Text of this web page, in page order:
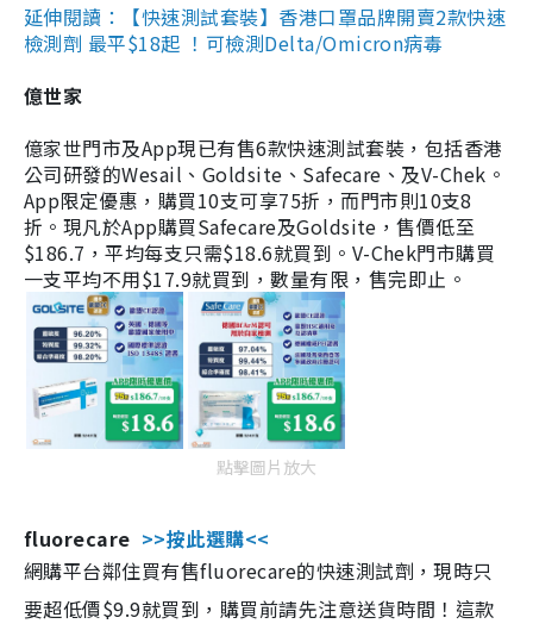
延伸閱讀：【快速測試套裝】香港口罩品牌開賣2款快速
檢測劑 最平$18起 ！可檢測Delta/Omicron病毒
億世家
億家世門市及App現已有售6款快速測試套裝，包括香港
公司研發的Wesail、Goldsite、Safecare、及V-Chek。
App限定優惠，購買10支可享75折，而門市則10支8
折。現凡於App購買Safecare及Goldsite，售價低至
$186.7，平均每支只需$18.6就買到。V-Chek門市購買
一支平均不用$17.9就買到，數量有限，售完即止。
點擊圖片放大
fluorecare >>按此選購<<
網購平台鄰住買有售fluorecare的快速測試劑，現時只
要超低價$9.9就買到，購買前請先注意送貨時間！這款